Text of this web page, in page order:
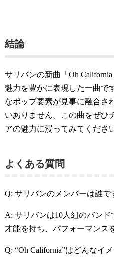
結論
サリバンの新曲「Oh
魅力を豊かに表現した一曲で
なポップ要素が見事に融合さ
いありません。この曲をぜひ
アの魅力に浸ってみてください
よくある質問
Q: サリバンのメンバーは誰で
A: サリバンは10人組のバン
才能を持ち、パフォーマンス
Q: “Oh California”はどんなイ